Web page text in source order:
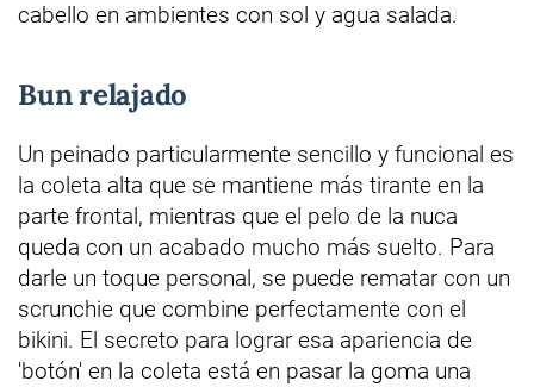
cabello en ambientes con sol y agua salada.
Bun relajado
Un peinado particularmente sencillo y funcional es
la coleta alta que se mantiene más tirante en la
parte frontal, mientras que el pelo de la nuca
queda con un acabado mucho más suelto. Para
darle un toque personal, se puede rematar con un
scrunchie que combine perfectamente con el
bikini. El secreto para lograr esa apariencia de
'botón' en la coleta está en pasar la goma una